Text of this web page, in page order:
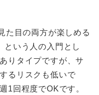
た目の両方が楽しめる
という人の入門とし
りタイプですが、サ
るリスクも低いで
1回程度でOKです。